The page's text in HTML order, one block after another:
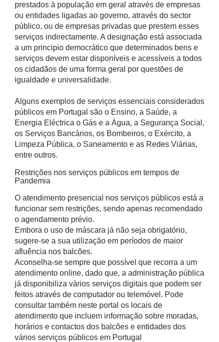
prestados à população em geral através de empresas
ou entidades ligadas ao governo, através do sector
público, ou de empresas privadas que prestem esses
serviços indirectamente. A designação está associada
a um principio democrático que determinados bens e
serviços devem estar disponíveis e acessíveis a todos
os cidadãos de uma forma geral por questões de
igualdade e universalidade.
Alguns exemplos de serviços essenciais considerados
públicos em Portugal são o Ensino, a Saúde, a
Energia Eléctrica o Gás e a Água, a Segurança Social,
os Serviços Bancários, os Bombeiros, o Exército, a
Limpeza Pública, o Saneamento e as Redes Viárias,
entre outros.
Restrições nos serviços públicos em tempos de
Pandemia
O atendimento presencial nos serviços públicos está a
funcionar sem restrições, sendo apenas recomendado
o agendamento prévio.
Embora o uso de máscara já não seja obrigatório,
sugere-se a sua utilização em períodos de maior
afluência nos balcões.
Aconselha-se sempre que possível que recorra a um
atendimento online, dado que, a administração pública
já disponibiliza vários serviços digitais que podem ser
feitos através de computador ou telemóvel. Pode
consultar também neste portal os locais de
atendimento que incluem informação sobre moradas,
horários e contactos dos balcões e entidades dos
vários serviços públicos em Portugal